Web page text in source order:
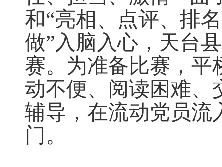
和“亮相、点评、排
做”入脑入心，天台
赛。为准备比赛，平
动不便、阅读困难、
辅导，在流动党员流
门。